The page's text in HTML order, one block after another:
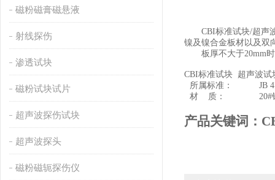
磁粉磁膏磁悬液
射线探伤
渗透试块
磁粉试块试片
超声波探伤试块
超声波探头
磁粉磁轭探伤仪
CBI标准试块/超声
镍及镍合金板材以及双
板厚不大于20mm
CBI标准试块 超声波试
所属标准：
JB
材 质：
20#
产品关键词：